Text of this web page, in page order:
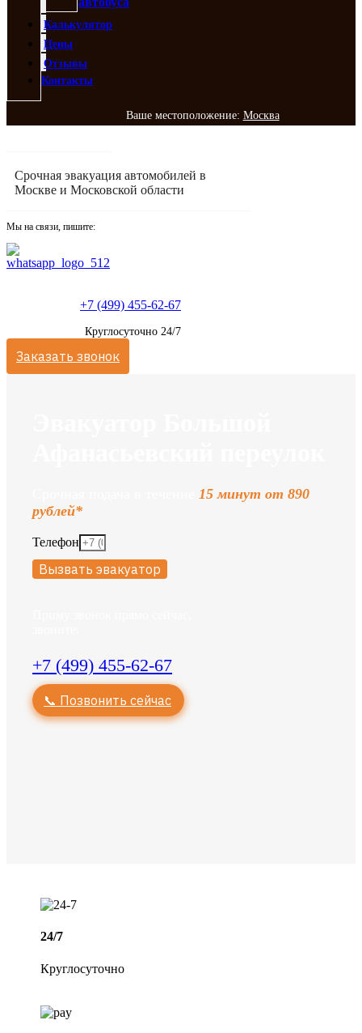
Калькулятор
Цены
Отзывы
Контакты
Ваше местоположение: Москва
Срочная эвакуация автомобилей в
Москве и Московской области
Мы на связи, пишите:
+7 (499) 455-62-67
Круглосуточно 24/7
Заказать звонок
15 минут от 890
рублей*
Телефон
Вызвать эвакуатор
+7 (499) 455-62-67
📞 Позвонить сейчас
24/7
Круглосуточно